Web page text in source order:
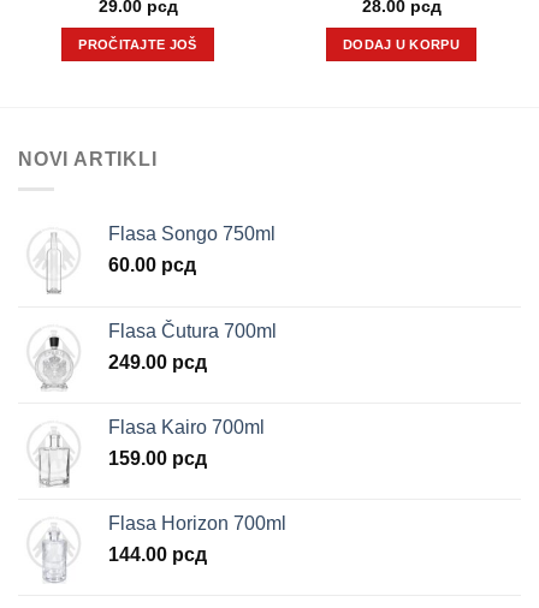
29.00 рсд
PROČITAJTE JOŠ
28.00 рсд
DODAJ U KORPU
NOVI ARTIKLI
Flasa Songo 750ml
60.00 рсд
Flasa Čutura 700ml
249.00 рсд
Flasa Kairo 700ml
159.00 рсд
Flasa Horizon 700ml
144.00 рсд